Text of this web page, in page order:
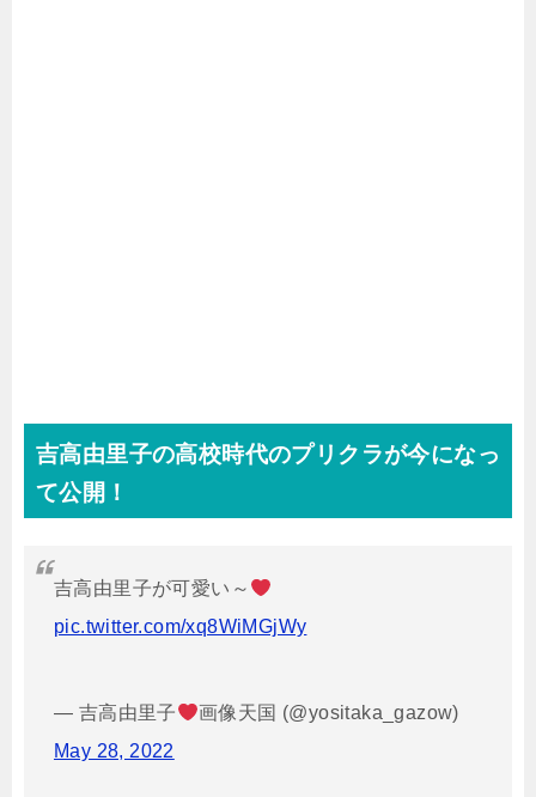
吉高由里子の高校時代のプリクラが今になっ
て公開！
吉高由里子が可愛い～
pic.twitter.com/xq8WiMGjWy
— 吉高由里子
画像天国 (@yositaka_gazow)
May 28, 2022